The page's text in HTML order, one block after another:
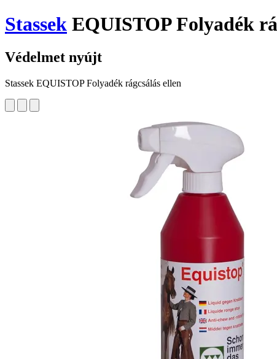
Stassek EQUISTOP Folyadék
Védelmet nyújt
Stassek EQUISTOP Folyadék rágcsálás ellen